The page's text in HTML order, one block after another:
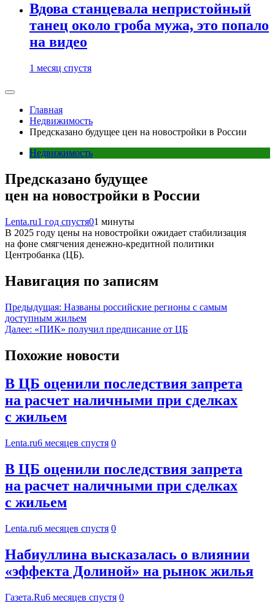
Вдова станцевала непристойный
танец около гроба мужа, это попало
на видео
1 месяц спустя
Главная
Недвижимость
Предсказано будущее цен на новостройки в России
Недвижимость
Предсказано будущее
цен на новостройки в России
Lenta.ru1 год спустя01 минуты
В 2025 году цены на новостройки ожидает стабилизация
на фоне смягчения денежно-кредитной политики
Центробанка (ЦБ).
Навигация по записям
Предыдущая: Названы российские регионы с самым
доступным жильем
Далее: «ПИК» получил предписание от ЦБ
Похожие новости
В ЦБ оценили последствия запрета
на расчет наличными при сделках
с жильем
Lenta.ru6 месяцев спустя 0
В ЦБ оценили последствия запрета
на расчет наличными при сделках
с жильем
Lenta.ru6 месяцев спустя 0
Набиуллина высказалась о влиянии
«эффекта Долиной» на рынок жилья
Газета.Ru6 месяцев спустя 0